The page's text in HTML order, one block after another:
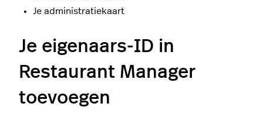
Je administratiekaart
Je eigenaars-ID in
Restaurant Manager
toevoegen